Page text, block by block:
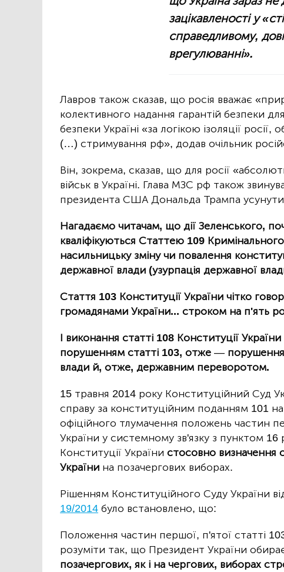
зацікавленості у
справедливому,
врегулюванні».
Лавров також сказав, що росія вважає
колективного надання гарантій безпеки
безпеки Україні «за логікою ізоляції
(…) стримування рф», додав очільник
Він, зокрема, сказав, що для росії
військ в Україні. Глава МЗС рф також
президента США Дональда Трампа
Нагадаємо читачам, що дії Зеленського,
кваліфікуються Статтею 109
насильницьку зміну чи повалення
державної влади (узурпація державної
Стаття 103 Конституції України чітко
громадянами України... строком на п'ять
І виконання статті 108 Конституції
порушенням статті 103, отже —
влади й, отже, державним переворотом.
15 травня 2014 року Конституційний Суд
справу за конституційним поданням 101
офіційного тлумачення положень частин
України у системному зв'язку з пунктом 16
Конституції України стосовно визначення
України на позачергових виборах.
Рішенням Конституційного Суду України
19/2014 було встановлено, що:
Положення частин першої, п'ятої статті
розуміти так, що Президент України
позачергових, як і на чергових, виборах